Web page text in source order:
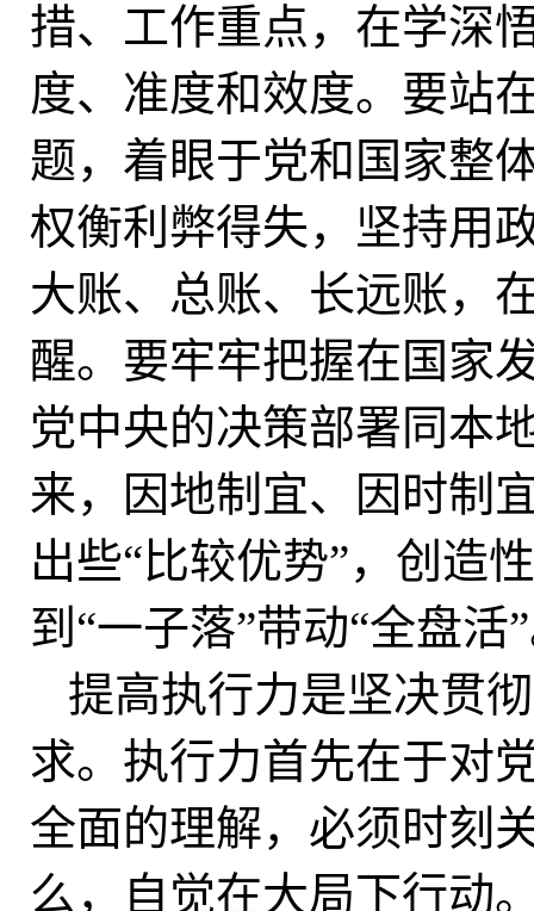
措、工作重点，在学深
度、准度和效度。要站
题，着眼于党和国家整
权衡利弊得失，坚持用
大账、总账、长远账，
醒。要牢牢把握在国家
党中央的决策部署同本
来，因地制宜、因时制
出些“比较优势”，创造
到“一子落”带动“全盘活
提高执行力是坚决贯
求。执行力首先在于对
全面的理解，必须时刻
么，自觉在大局下行动